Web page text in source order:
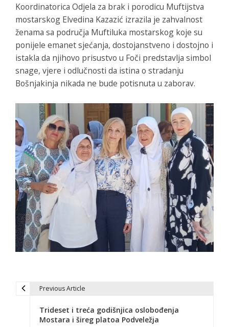
Koordinatorica Odjela za brak i porodicu Muftijstva
mostarskog Elvedina Kazazić izrazila je zahvalnost
ženama sa područja Muftiluka mostarskog koje su
ponijele emanet sjećanja, dostojanstveno i dostojno i
istakla da njihovo prisustvo u Foči predstavlja simbol
snage, vjere i odlučnosti da istina o stradanju
Bošnjakinja nikada ne bude potisnuta u zaborav.
Previous Article
Trideset i treća godišnjica oslobođenja
Mostara i šireg platoa Podveležja